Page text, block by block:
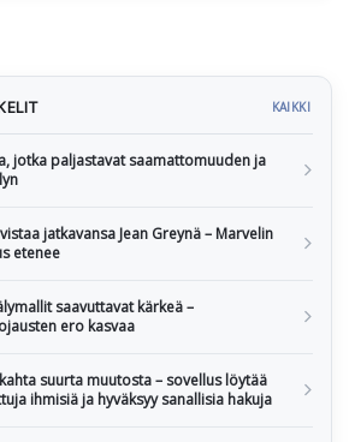
KAIKKI
jotka paljastavat saamattomuuden ja
jatkavansa Jean Greynä – Marvelin
etenee
saavuttavat kärkeä –
ero kasvaa
suurta muutosta – sovellus löytää
ihmisiä ja hyväksyy sanallisia hakuja